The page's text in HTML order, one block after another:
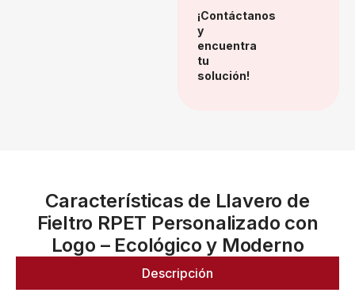
¡Contáctanos
y
encuentra
tu
solución!
Características de Llavero de
Fieltro RPET Personalizado con
Logo – Ecológico y Moderno
Descripción